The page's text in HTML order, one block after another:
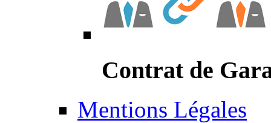
Contrat de
Mentions Légales